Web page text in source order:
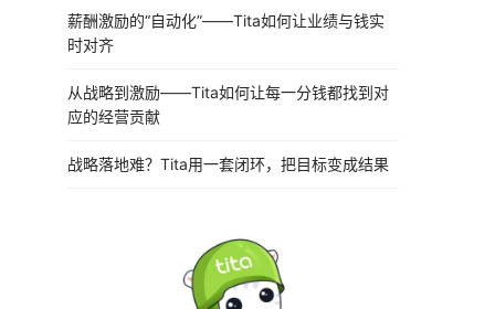
薪酬激励的“自动化”——Tita如何让业绩与钱实
时对齐
从战略到激励——Tita如何让每一分钱都找到对
应的经营贡献
战略落地难？Tita用一套闭环，把目标变成结果